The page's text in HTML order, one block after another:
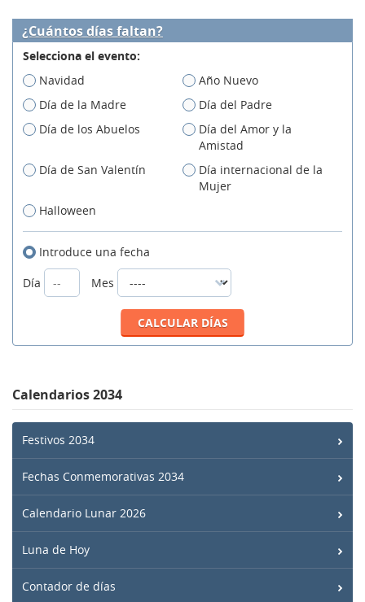
¿Cuántos días faltan?
Selecciona el evento:
Navidad
Año Nuevo
Día de la Madre
Día del Padre
Día de los Abuelos
Día del Amor y la
Amistad
Día de San Valentín
Día internacional de la
Mujer
Halloween
Introduce una fecha
Día
Mes
Calendarios 2034
Festivos 2034
Fechas Conmemorativas 2034
Calendario Lunar 2026
Luna de Hoy
Contador de días